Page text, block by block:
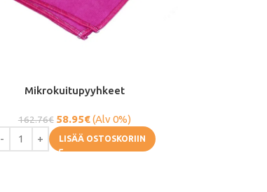
Mikrokuitupyyhkeet
162.76€ 58.95€(Alv 0%)
LISÄÄ OSTOSKORIIN